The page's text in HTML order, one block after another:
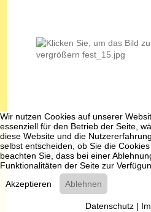
Wir nutzen Cookies auf unserer
essenziell für den Betrieb der Seite,
diese Website und die
selbst entscheiden, ob Sie die
beachten Sie, dass bei einer
Funktionalitäten der Seite zur
Akzeptieren
Ablehnen
Datenschutz|